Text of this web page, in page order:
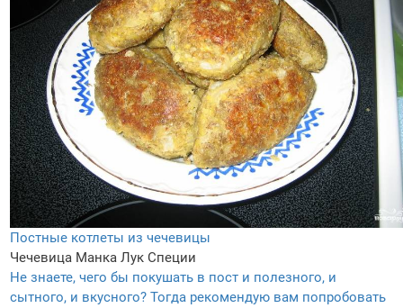
Постные котлеты из чечевицы
Чечевица Манка Лук Специи
Не знаете, чего бы покушать в пост и полезного, и
сытного, и вкусного? Тогда рекомендую вам попробовать